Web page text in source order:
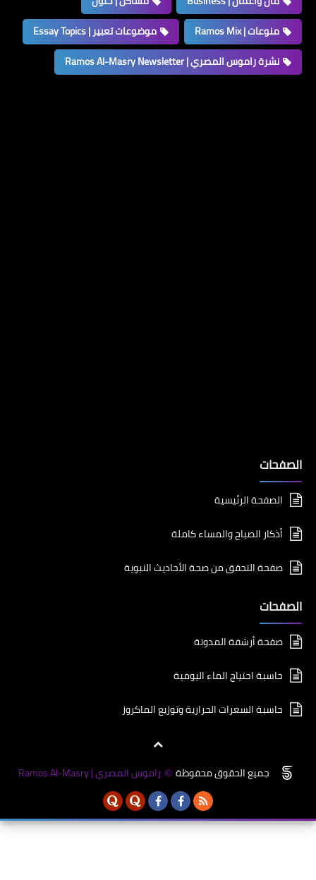
منوعات | Ramos Mix
موضوعات تعبير | Essay Topics
نشرة راموس المصري | Ramos Al-Masry Newsletter
الصفحات
الصفحة الرئيسية
أذكار الصباح والمساء كاملة
صفحة التحقق من صحة الأحاديث النبوية
الصفحات
صفحة أرشفة المدونة
حاسبة احتياج الماء اليومية
حاسبة السعرات الحرارية وتوزيع الماكروز
جميع الحقوق محفوظة © راموس المصري | Ramos Al-Masry